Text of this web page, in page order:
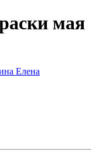
мая